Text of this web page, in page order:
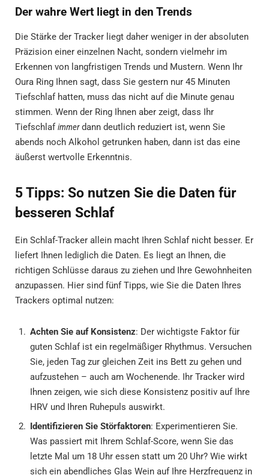
Der wahre Wert liegt in den Trends
Die Stärke der Tracker liegt daher weniger in der absoluten
Präzision einer einzelnen Nacht, sondern vielmehr im
Erkennen von langfristigen Trends und Mustern. Wenn Ihr
Oura Ring Ihnen sagt, dass Sie gestern nur 45 Minuten
Tiefschlaf hatten, muss das nicht auf die Minute genau
stimmen. Wenn der Ring Ihnen aber zeigt, dass Ihr
Tiefschlafimmerdann deutlich reduziert ist, wenn Sie
abends noch Alkohol getrunken haben, dann ist das eine
äußerst wertvolle Erkenntnis.
5 Tipps: So nutzen Sie die Daten für
besseren Schlaf
Ein Schlaf-Tracker allein macht Ihren Schlaf nicht besser. Er
liefert Ihnen lediglich die Daten. Es liegt an Ihnen, die
richtigen Schlüsse daraus zu ziehen und Ihre Gewohnheiten
anzupassen. Hier sind fünf Tipps, wie Sie die Daten Ihres
Trackers optimal nutzen:
Achten Sie auf Konsistenz: Der wichtigste Faktor für
guten Schlaf ist ein regelmäßiger Rhythmus. Versuchen
Sie, jeden Tag zur gleichen Zeit ins Bett zu gehen und
aufzustehen – auch am Wochenende. Ihr Tracker wird
Ihnen zeigen, wie sich diese Konsistenz positiv auf Ihre
HRV und Ihren Ruhepuls auswirkt.
Identifizieren Sie Störfaktoren: Experimentieren Sie.
Was passiert mit Ihrem Schlaf-Score, wenn Sie das
letzte Mal um 18 Uhr essen statt um 20 Uhr? Wie wirkt
sich ein abendliches Glas Wein auf Ihre Herzfrequenz in